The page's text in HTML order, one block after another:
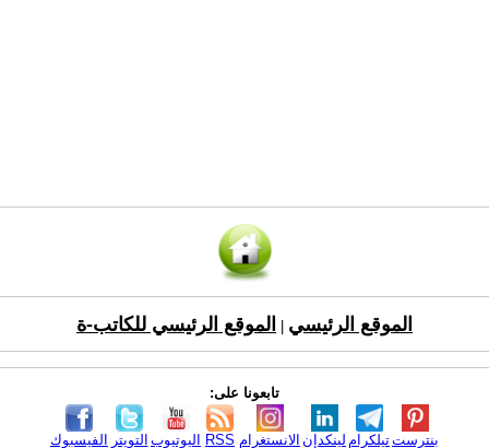
الموقع الرئيسي الموقع الرئيسي للكاتب-ة
تابعونا على:
الفيسبوك التويتر اليوتيوب RSS الانستغرام لينكدإن تيلكرامبنترست